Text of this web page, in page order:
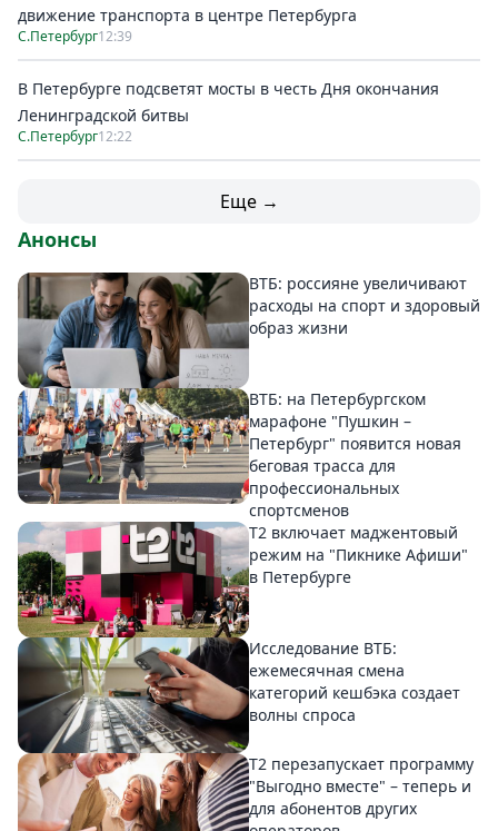
движение транспорта в центре Петербурга
С.Петербург12:39
В Петербурге подсветят мосты в честь Дня окончания
Ленинградской битвы
С.Петербург12:22
Еще →
Анонсы
ВТБ: россияне увеличивают
расходы на спорт и здоровый
образ жизни
ВТБ: на Петербургском
марафоне "Пушкин –
Петербург" появится новая
беговая трасса для
профессиональных
спортсменов
Т2 включает маджентовый
режим на "Пикнике Афиши"
в Петербурге
Исследование ВТБ:
ежемесячная смена
категорий кешбэка создает
волны спроса
Т2 перезапускает программу
"Выгодно вместе" – теперь и
для абонентов других